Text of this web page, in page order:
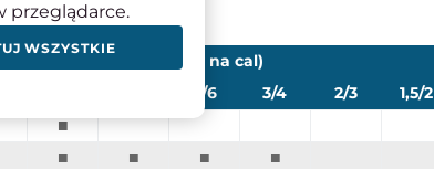
TPI (ilość zębów na cal)
4/6 3/4 2/3 1,5/2
■
■ ■ ■
■
przeglądarce.
WSZYSTKIE